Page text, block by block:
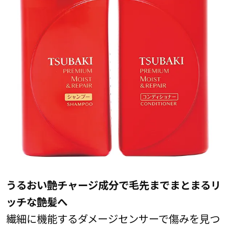
うるおい艶チャージ成分で毛先までまとまるリ
ッチな艶髪へ
繊細に機能するダメージセンサーで傷みを見つ